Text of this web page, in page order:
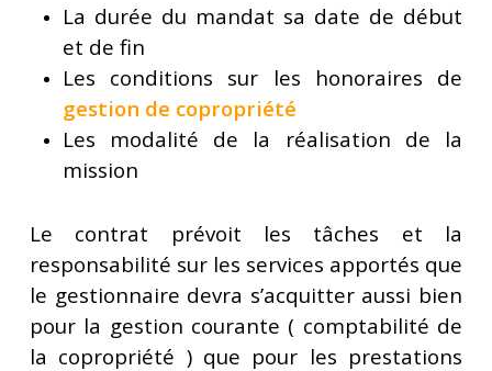
La durée du mandat sa date de début
et de fin
Les conditions sur les honoraires de
gestion de copropriété
Les modalité de la réalisation de la
mission
Le contrat prévoit les tâches et la
responsabilité sur les services apportés que
le gestionnaire devra s’acquitter aussi bien
pour la gestion courante ( comptabilité de
la copropriété ) que pour les prestations